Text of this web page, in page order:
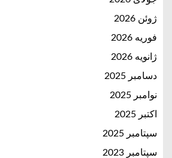
ژوئن 2026
فوریه 2026
ژانویه 2026
دسامبر 2025
نوامبر 2025
اکتبر 2025
سپتامبر 2025
سپتامبر 2023